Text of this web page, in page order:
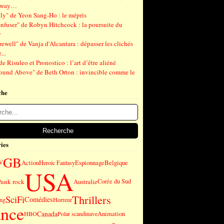
de Yeon Sang-Ho : le mépris
de Robyn Hitchcock : la poursuite du
de Vanja d'Alcantara : dépasser les clichés
Risuleo et Pronostico : l’art d’être aliéné
Above" de Beth Orton : invincible comme le
GBActionHeroic FantasyEspionnageBelgique
rockUSAAustralieCorée du Sud
SciFiComédiesHorreurThrillers
HBOCanadaPolar scandinaveAnimation